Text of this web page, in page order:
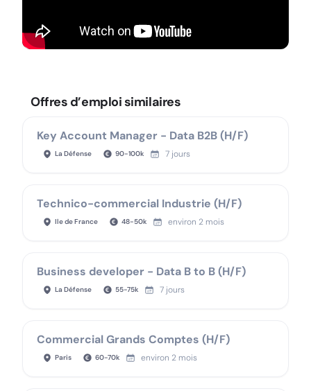
Offres d’emploi similaires
Key Account Manager - Data B2B (H/F)
La Défense 90-100k 7 jours
Technico-commercial Industrie (H/F)
Ile de France 48-50k environ 2 mois
Business developer - Data B to B (H/F)
La Défense 55-75k 7 jours
Commercial Grands Comptes (H/F)
Paris 60-70k environ 2 mois